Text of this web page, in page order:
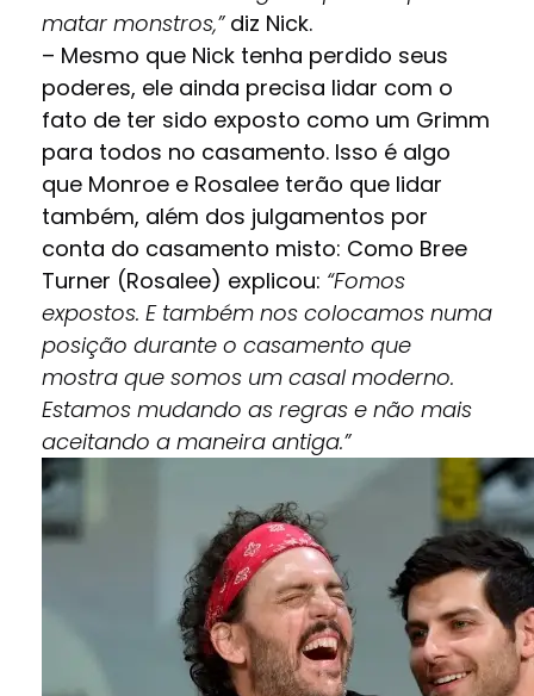
matar monstros,”diz Nick.
– Mesmo que Nick tenha perdido seus
poderes, ele ainda precisa lidar com o
fato de ter sido exposto como um Grimm
para todos no casamento. Isso é algo
que Monroe e Rosalee terão que lidar
também, além dos julgamentos por
conta do casamento misto: Como Bree
Turner (Rosalee) explicou: “Fomos
expostos. E também nos colocamos numa
posição durante o casamento que
mostra que somos um casal moderno.
Estamos mudando as regras e não mais
aceitando a maneira antiga.”